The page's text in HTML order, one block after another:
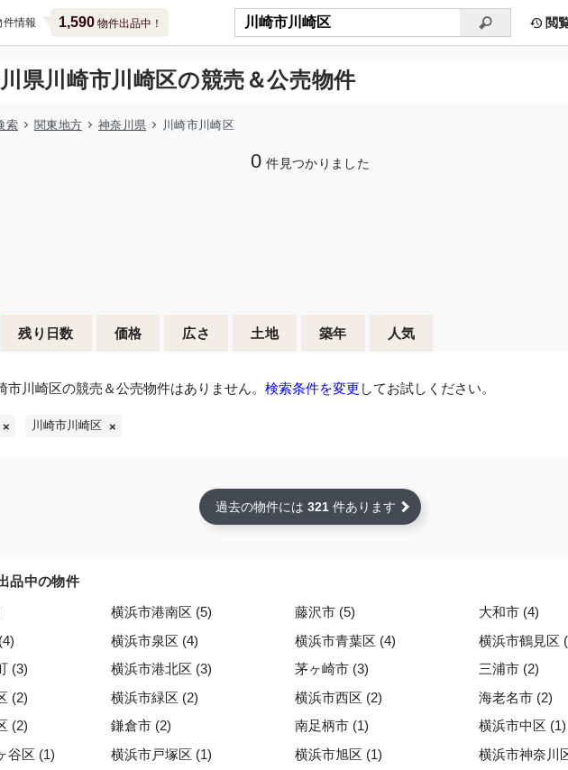
情報 1,590物件出品中！ 閲
県川崎市川崎区の競売＆公売物件
索 関東地方 神奈川県 川崎市川崎区
0 件見つかりました
残り日数 価格 広さ 土地 築年 人気
市川崎区の競売＆公売物件はありません。 検索条件を変更 してお試しください。
川崎市川崎区
過去の物件には 321 件あります
品中の物件
横浜市港南区 (5) 藤沢市 (5)
大和市 (4)
横浜市泉区 (4) 横浜市青葉区 (4)
横浜市鶴見区
(3)
横浜市港北区 (3) 茅ヶ崎市 (3)
三浦市 (2)
(2)
横浜市緑区 (2) 横浜市西区 (2)
海老名市 (2)
(2)
鎌倉市 (2) 南足柄市 (1)
横浜市中区 (1)
谷区 (1)
横浜市戸塚区 (1) 横浜市旭区 (1)
横浜市神奈川